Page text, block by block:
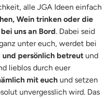
alle JGA Ideen einfach
Wein trinken oder die
uns an Bord. Dabei seid
unter euch, werdet bei
und persönlich betreut und
lieblos durch euer
mit euch und setzen
unvergesslich wird. Das